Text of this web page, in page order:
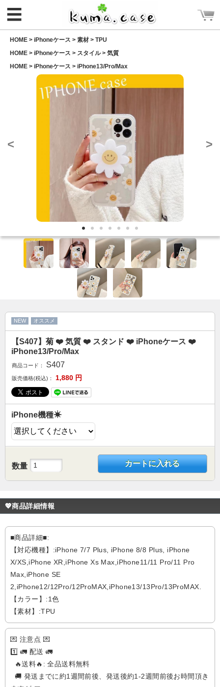
CATEGORY
Rakuma iPhone ケース
Rakuma 高品質 財布
iPhoneケース
AirPodsケース
ケースDIY
FOLLOW US
Web: https://www.kumacase.jp
E-mail: kumacasestore@gmail.com
Line ID: kumacase
☰
HOME > iPhoneケース > 素材 > TPU
HOME > iPhoneケース > スタイル> 気質
HOME > iPhoneケース > iPhone13/Pro/Max
< >
NEW オススメ
【S407】菊 ❤️ 気質 ❤️ スタンド ❤️ iPhoneケース ❤️
iPhone13/Pro/Max
商品コード： S407
販売価格(税込)： 1,880 円
iPhone機種☀
数量 カートに入れる
💖商品詳細情報
■商品詳細■:
【対応機種】:iPhone 7/7 Plus, iPhone 8/8 Plus, iPhone
X/XS,iPhone XR,iPhone Xs Max,iPhone11/11 Pro/11 Pro
Max,iPhone SE
2,iPhone12/12Pro/12ProMAX,iPhone13/13Pro/13ProMAX.
【カラー】:1色
【素材】:TPU
💌 注意点 💌
1️⃣ 🚛 配送 🚛
🔥送料🔥: 全品送料無料
🚚 発送までに約1週間前後、発送後約1-2週間前後お時間頂き